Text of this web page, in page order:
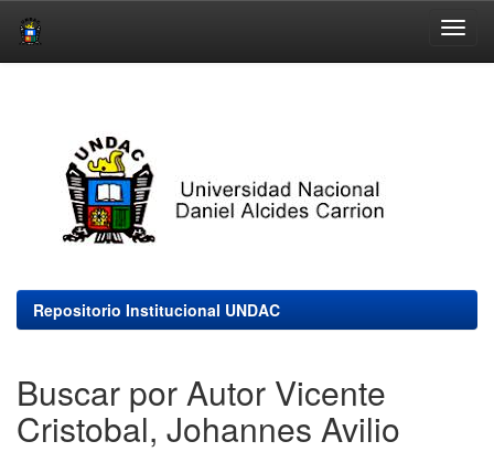
Repositorio Institucional UNDAC
Buscar por Autor Vicente
Cristobal, Johannes Avilio